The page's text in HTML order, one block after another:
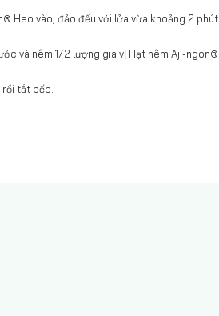
Heo vào, đảo đều với lửa vừa khoảng 2 phút
và nêm 1/2 lượng gia vị Hạt nêm Aji-ngon®
rồi tắt bếp.